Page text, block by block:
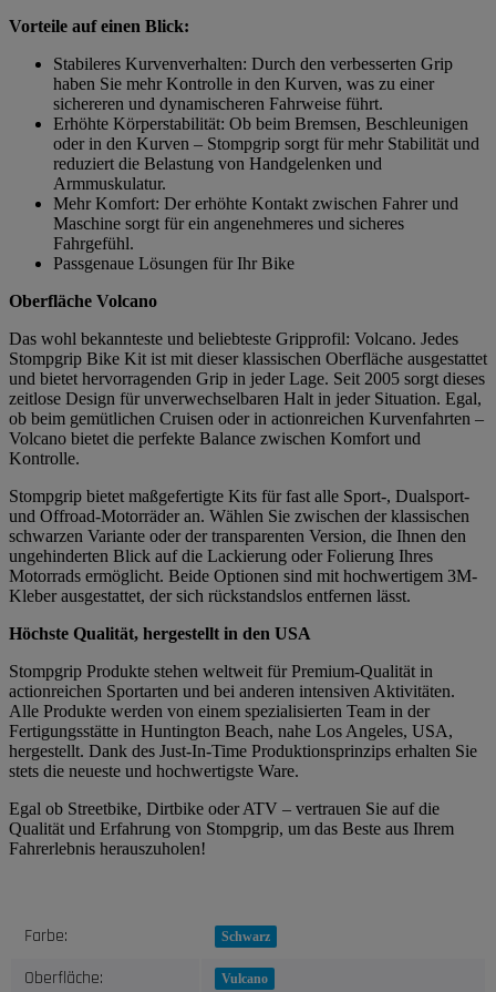
Vorteile auf einen Blick:
Stabileres Kurvenverhalten: Durch den verbesserten Grip
haben Sie mehr Kontrolle in den Kurven, was zu einer
sichereren und dynamischeren Fahrweise führt.
Erhöhte Körperstabilität: Ob beim Bremsen, Beschleunigen
oder in den Kurven – Stompgrip sorgt für mehr Stabilität und
reduziert die Belastung von Handgelenken und
Armmuskulatur.
Mehr Komfort: Der erhöhte Kontakt zwischen Fahrer und
Maschine sorgt für ein angenehmeres und sicheres
Fahrgefühl.
Passgenaue Lösungen für Ihr Bike
Oberfläche Volcano
Das wohl bekannteste und beliebteste Gripprofil: Volcano. Jedes
Stompgrip Bike Kit ist mit dieser klassischen Oberfläche ausgestattet
und bietet hervorragenden Grip in jeder Lage. Seit 2005 sorgt dieses
zeitlose Design für unverwechselbaren Halt in jeder Situation. Egal,
ob beim gemütlichen Cruisen oder in actionreichen Kurvenfahrten –
Volcano bietet die perfekte Balance zwischen Komfort und
Kontrolle.
Stompgrip bietet maßgefertigte Kits für fast alle Sport-, Dualsport-
und Offroad-Motorräder an. Wählen Sie zwischen der klassischen
schwarzen Variante oder der transparenten Version, die Ihnen den
ungehinderten Blick auf die Lackierung oder Folierung Ihres
Motorrads ermöglicht. Beide Optionen sind mit hochwertigem 3M-
Kleber ausgestattet, der sich rückstandslos entfernen lässt.
Höchste Qualität, hergestellt in den USA
Stompgrip Produkte stehen weltweit für Premium-Qualität in
actionreichen Sportarten und bei anderen intensiven Aktivitäten.
Alle Produkte werden von einem spezialisierten Team in der
Fertigungsstätte in Huntington Beach, nahe Los Angeles, USA,
hergestellt. Dank des Just-In-Time Produktionsprinzips erhalten Sie
stets die neueste und hochwertigste Ware.
Egal ob Streetbike, Dirtbike oder ATV – vertrauen Sie auf die
Qualität und Erfahrung von Stompgrip, um das Beste aus Ihrem
Fahrerlebnis herauszuholen!
Produkteigenschaft
Wert
Farbe: Schwarz
Oberfläche: Vulcano